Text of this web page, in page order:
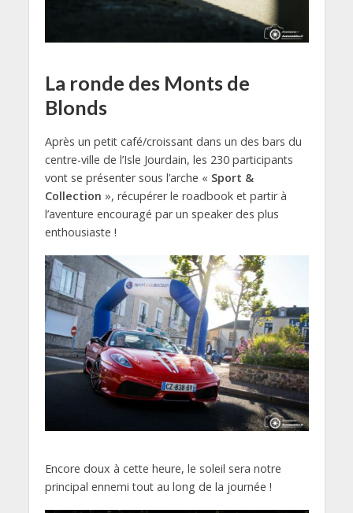
La ronde des Monts de
Blonds
Après un petit café/croissant dans un des bars du
centre-ville de l’Isle Jourdain, les 230 participants
vont se présenter sous l’arche « Sport &
Collection », récupérer le roadbook et partir à
l’aventure encouragé par un speaker des plus
enthousiaste !
Encore doux à cette heure, le soleil sera notre
principal ennemi tout au long de la journée !